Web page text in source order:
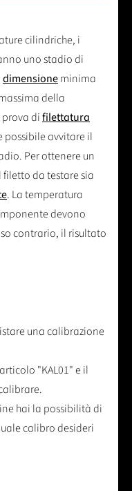
cilindriche, i
uno stadio di
dimensioneminima
della
prova difilettatura
possibile avvitare il
Per ottenere un
da testare sia
. La temperatura
devono
contrario, il risultato
una calibrazione
"KAL01" e il
hai la possibilità di
calibro desideri